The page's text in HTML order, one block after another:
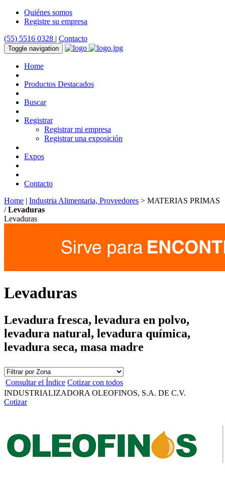
Quiénes somos
Registre su empresa
(55) 5516 0328 | Contacto
Toggle navigation
Home
Productos Destacados
Buscar
Registrar
Registrar mi empresa
Registrar una exposición
Expos
Contacto
Home | Industria Alimentaria, Proveedores > MATERIAS PRIMAS
/Levaduras
Levaduras
Levaduras
Levadura fresca, levadura en polvo,
levadura natural, levadura química,
levadura seca, masa madre
Consultar el Índice Cotizar con todos
INDUSTRIALIZADORA OLEOFINOS, S.A. DE C.V.
Cotizar